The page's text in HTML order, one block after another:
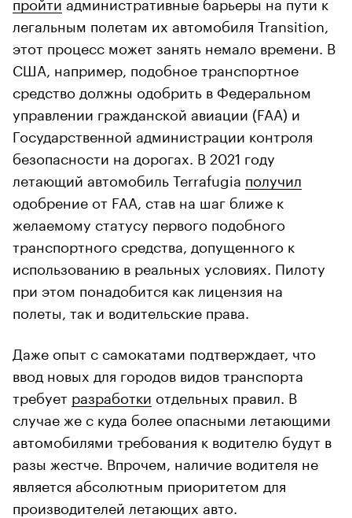
легальным полетам их автомобиля Transition,
этот процесс может занять немало времени. В
США, например, подобное транспортное
средство должны одобрить в Федеральном
управлении гражданской авиации (FAA) и
Государственной администрации контроля
безопасности на дорогах. В 2021 году
летающий автомобиль Terrafugia получил
одобрение от FAA, став на шаг ближе к
желаемому статусу первого подобного
транспортного средства, допущенного к
использованию в реальных условиях. Пилоту
при этом понадобится как лицензия на
полеты, так и водительские права.
Даже опыт с самокатами подтверждает, что
ввод новых для городов видов транспорта
требует разработки отдельных правил. В
случае же с куда более опасными летающими
автомобилями требования к водителю будут в
разы жестче. Впрочем, наличие водителя не
является абсолютным приоритетом для
производителей летающих авто.